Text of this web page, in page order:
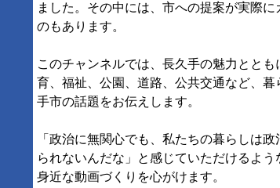
ました。その中には、市への提案が実際に
のもあります。
このチャンネルでは、長久手の魅力ととも
育、福祉、公園、道路、公共交通など、暮
手市の話題をお伝えします。
「政治に無関心でも、私たちの暮らしは
られないんだな」と感じていただけるよう
身近な動画づくりを心がけます。